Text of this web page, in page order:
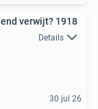
verwijt? 1918
Details
30 jul 26